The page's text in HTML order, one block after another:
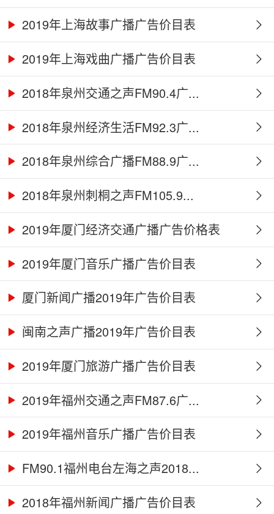
2019年上海故事广播广告价目表
2019年上海戏曲广播广告价目表
2018年泉州交通之声FM90.4广...
2018年泉州经济生活FM92.3广...
2018年泉州综合广播FM88.9广...
2018年泉州刺桐之声FM105.9...
2019年厦门经济交通广播广告价格表
2019年厦门音乐广播广告价目表
厦门新闻广播2019年广告价目表
闽南之声广播2019年广告价目表
2019年厦门旅游广播广告价目表
2019年福州交通之声FM87.6广...
2019年福州音乐广播广告价目表
FM90.1福州电台左海之声2018...
2018年福州新闻广播广告价目表